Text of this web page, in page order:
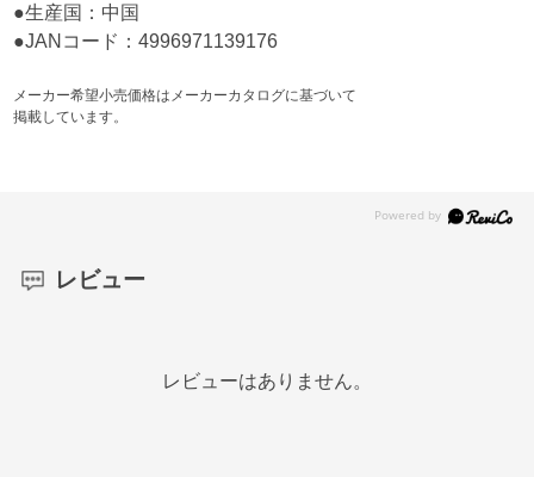
●生産国：中国
●JANコード：4996971139176
メーカー希望小売価格はメーカーカタログに基づいて
掲載しています。
レビュー
レビューはありません。